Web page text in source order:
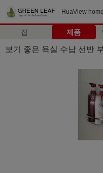
HuaView
집 제품
보기 좋은 욕실 수납 선반